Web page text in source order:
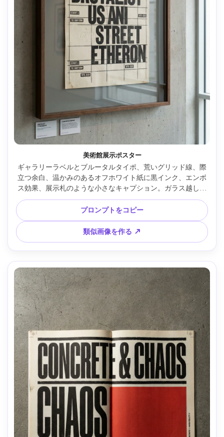
美術館展示ポスター
ギャラリーラベルとブルータルタイポ、荒いグリッド線、際
立つ余白、温かみのあるオフホワイト紙に黒インク、エンボ
ス効果、展示札のような小さなキャプション。ガラス越しの
反射、清潔なギャラリー通路で撮影、Canon EOS R5、
85mm、柔らかい日光、超解像度 --ar 4:5
プロンプトをコピー
類似画像を作る ↗